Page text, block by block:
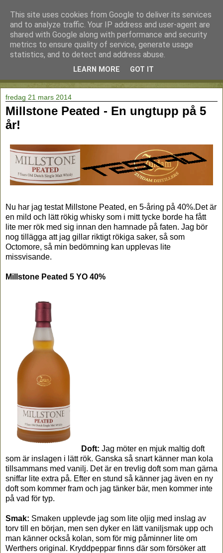
fredag 21 mars 2014
Millstone Peated - En ungtupp på 5
år!
Nu har jag testat Millstone Peated, en 5-åring på 40%.Det är
en mild och lätt rökig whisky som i mitt tycke borde ha fått
lite mer rök med sig innan den hamnade på faten. Jag bör
nog tillägga att jag gillar riktigt rökiga saker, så som
Octomore, så min bedömning kan upplevas lite
missvisande.
Millstone Peated 5 YO 40%
Doft: Jag möter en mjuk maltig doft
som är inslagen i lätt rök. Ganska så snart känner man kola
tillsammans med vanilj. Det är en trevlig doft som man gärna
sniffar lite extra på. Efter en stund så känner jag även en ny
doft som kommer fram och jag tänker bär, men kommer inte
på vad för typ.
Smak: Smaken upplevde jag som lite oljig med inslag av
torv till en början, men sen dyker en lätt vaniljsmak upp och
man känner också kolan, som för mig påminner lite om
Werthers original. Kryddpeppar finns där som försöker att
This site uses cookies from Google to deliver its services
and to analyze traffic. Your IP address and user-agent are
shared with Google along with performance and security
metrics to ensure quality of service, generate usage
statistics, and to detect and address abuse.
LEARN MORE GOT IT